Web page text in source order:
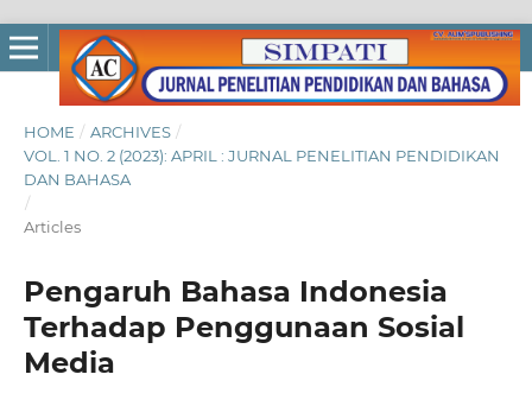
HOME / ARCHIVES /
VOL. 1 NO. 2 (2023): APRIL : JURNAL PENELITIAN PENDIDIKAN
DAN BAHASA
/
Articles
Pengaruh Bahasa Indonesia
Terhadap Penggunaan Sosial
Media